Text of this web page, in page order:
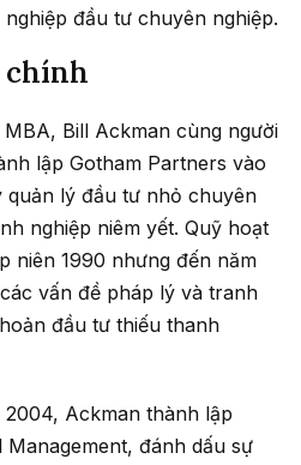
đầu tư chuyên nghiệp.
chính
Bill Ackman cùng người
lập Gotham Partners vào
quản lý đầu tư nhỏ chuyên
nghiệp niêm yết. Quỹ hoạt
niên 1990 nhưng đến năm
vấn đề pháp lý và tranh
đầu tư thiếu thanh
Ackman thành lập
Management, đánh dấu sự